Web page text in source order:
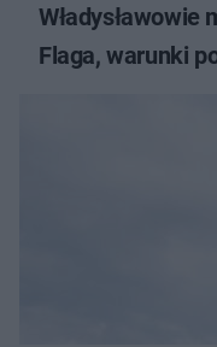
Władysławowie
Flaga, warunki